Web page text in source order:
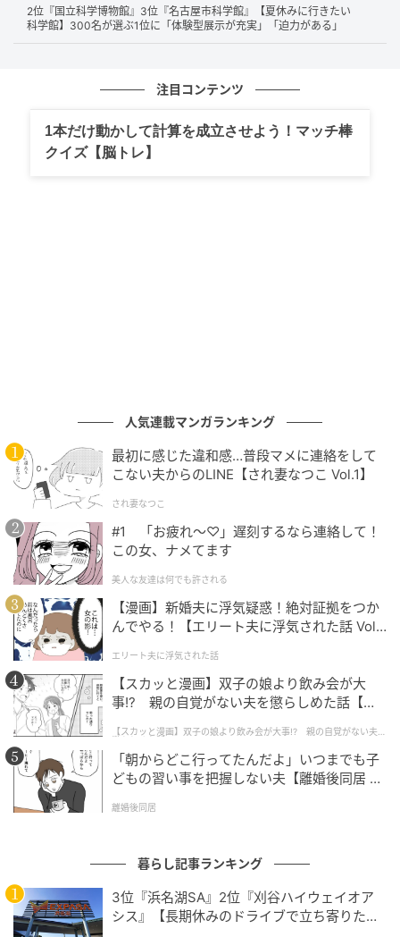
ら評価されています。自動掃除機能付きモデルも豊富
で、フィルターがあまり汚れない・メンテナンスが最
ーン機能やカビ対策を重視する方にも選ばれているの
第1位：パナソニック（110票）
そして第1位は、 「パナソニック」でした。
他社にはあまりない「自動掃除機能」と「ゴミ自動排
出」まで備わっていることが熱烈に支持された理由で
す。エアコンが自分でフィルターのホコリをかき取っ
て集めたあと、それを屋外まで自動で排出してくれる
から、ユーザーはほとんど掃除の手間が発生しませ
ん。忙しい人や掃除が苦手な方からも圧倒的な信頼を
集めています。
自動掃除機能がついていてさらにゴミの自動排出もできるの
で、ゴミを捨てる必要もなく、フィルター掃除の頻度がかなり
自動排出方式を採用していて、フィルターから掻き取ったホコ
リをエアコンが自動で屋外に直接排出してくれるからお手入れ
2位『国立科学博物館』3位『名古屋市科学館』【夏休みに行きたい
科学館】300名が選ぶ1位に「体験型展示が充実」「迫力がある」
注目コンテンツ
1本だけ動かして計算を成立させよう！マッチ棒
クイズ【脳トレ】
人気連載マンガランキング
最初に感じた違和感…普段マメに連絡をして
こない夫からのLINE【され妻なつこ Vol.1】
され妻なつこ
#1 「お疲れ〜♡」遅刻するなら連絡して！
この女、ナメてます
美人な友達は何でも許される
【漫画】新婚夫に浮気疑惑！絶対証拠をつか
んでやる！【エリート夫に浮気された話 Vol.
エリート夫に浮気された話
【スカッと漫画】双子の娘より飲み会が大
事!? 親の自覚がない夫を懲らしめた話【第1
【スカッと漫画】双子の娘より飲み会が大事!? 親の自覚がない夫を
懲らしめた話
「朝からどこ行ってたんだよ」いつまでも子
どもの習い事を把握しない夫【離婚後同居 Vo
離婚後同居
暮らし記事ランキング
3位『浜名湖SA』2位『刈谷ハイウェイオア
シス』【長期休みのドライブで立ち寄りたい